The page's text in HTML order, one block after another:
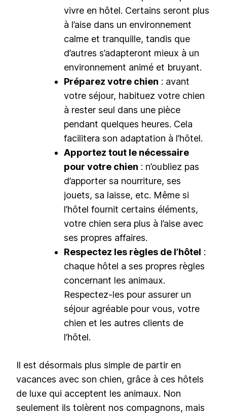
vivre en hôtel. Certains seront plus
à l’aise dans un environnement
calme et tranquille, tandis que
d’autres s’adapteront mieux à un
environnement animé et bruyant.
Préparez votre chien : avant
votre séjour, habituez votre chien
à rester seul dans une pièce
pendant quelques heures. Cela
facilitera son adaptation à l’hôtel.
Apportez tout le nécessaire
pour votre chien : n’oubliez pas
d’apporter sa nourriture, ses
jouets, sa laisse, etc. Même si
l’hôtel fournit certains éléments,
votre chien sera plus à l’aise avec
ses propres affaires.
Respectez les règles de l’hôtel :
chaque hôtel a ses propres règles
concernant les animaux.
Respectez-les pour assurer un
séjour agréable pour vous, votre
chien et les autres clients de
l’hôtel.
Il est désormais plus simple de partir en
vacances avec son chien, grâce à ces hôtels
de luxe qui acceptent les animaux. Non
seulement ils tolèrent nos compagnons, mais